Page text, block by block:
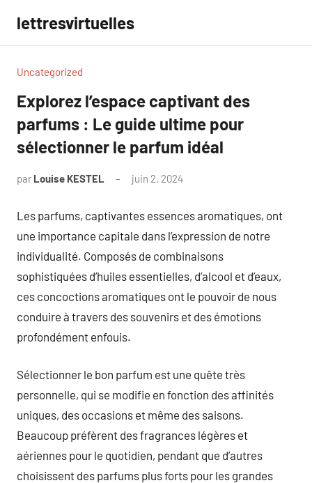
contenu
lettresvirtuelles
Uncategorized
Explorez l’espace captivant des
parfums : Le guide ultime pour
sélectionner le parfum idéal
par Louise KESTEL juin 2, 2024
Les parfums, captivantes essences aromatiques, ont
une importance capitale dans l’expression de notre
individualité. Composés de combinaisons
sophistiquées d’huiles essentielles, d’alcool et d’eaux,
ces concoctions aromatiques ont le pouvoir de nous
conduire à travers des souvenirs et des émotions
profondément enfouis.
Sélectionner le bon parfum est une quête très
personnelle, qui se modifie en fonction des affinités
uniques, des occasions et même des saisons.
Beaucoup préfèrent des fragrances légères et
aériennes pour le quotidien, pendant que d’autres
choisissent des parfums plus forts pour les grandes